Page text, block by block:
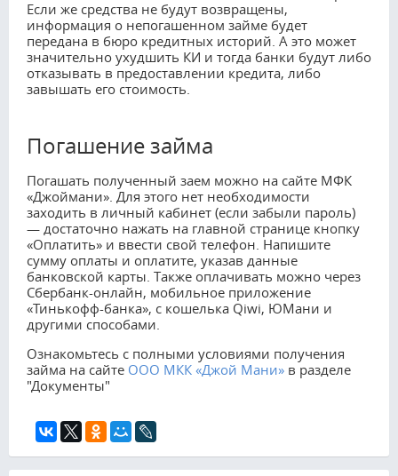
Если же средства не будут возвращены,
информация о непогашенном займе будет
передана в бюро кредитных историй. А это может
значительно ухудшить КИ и тогда банки будут либо
отказывать в предоставлении кредита, либо
завышать его стоимость.
Погашение займа
Погашать полученный заем можно на сайте МФК
«Джоймани». Для этого нет необходимости
заходить в личный кабинет (если забыли пароль)
— достаточно нажать на главной странице кнопку
«Оплатить» и ввести свой телефон. Напишите
сумму оплаты и оплатите, указав данные
банковской карты. Также оплачивать можно через
Сбербанк-онлайн, мобильное приложение
«Тинькофф-банка», с кошелька Qiwi, ЮМани и
другими способами.
Ознакомьтесь с полными условиями получения
займа на сайте ООО МКК «Джой Мани» в разделе
"Документы"